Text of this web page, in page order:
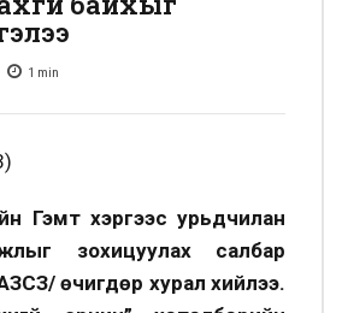
1 min
Гэмт хэргээс урьдчилан
зохицуулах салбар
өчигдөр хурал хийлээ.